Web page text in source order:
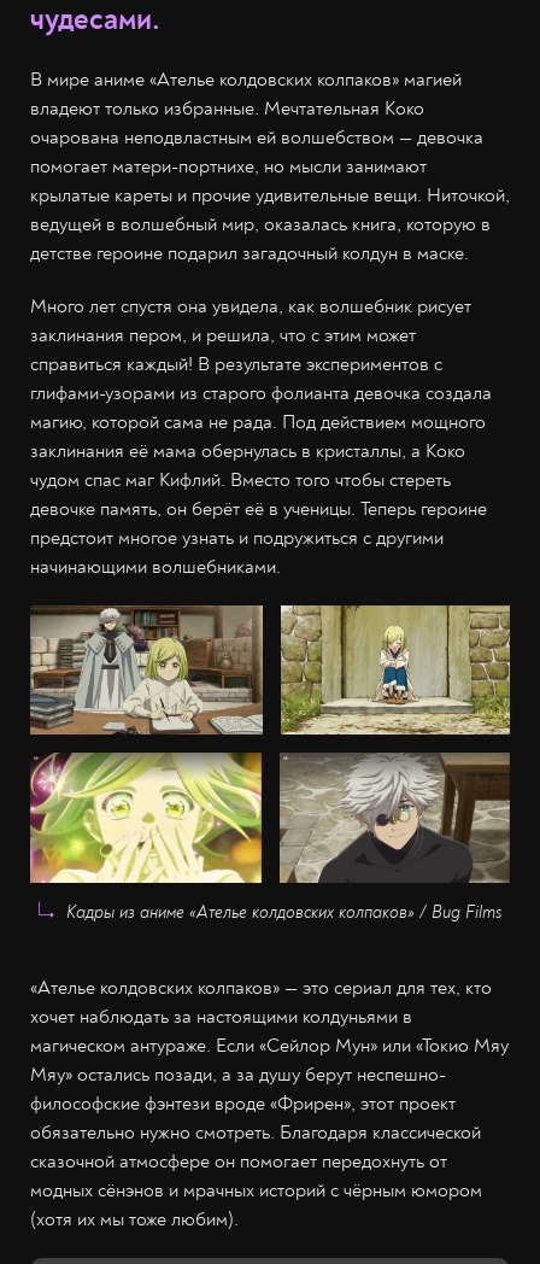
чудесами.
В мире аниме «Ателье колдовских колпаков» магией
владеют только избранные. Мечтательная Коко
очарована неподвластным ей волшебством — девочка
помогает матери-портнихе, но мысли занимают
крылатые кареты и прочие удивительные вещи. Ниточкой,
ведущей в волшебный мир, оказалась книга, которую в
детстве героине подарил загадочный колдун в маске.
Много лет спустя она увидела, как волшебник рисует
заклинания пером, и решила, что с этим может
справиться каждый! В результате экспериментов с
глифами-узорами из старого фолианта девочка создала
магию, которой сама не рада. Под действием мощного
заклинания её мама обернулась в кристаллы, а Коко
чудом спас маг Кифлий. Вместо того чтобы стереть
девочке память, он берёт её в ученицы. Теперь героине
предстоит многое узнать и подружиться с другими
начинающими волшебниками.
Кадры из аниме «Ателье колдовских колпаков» / Bug Films
«Ателье колдовских колпаков» — это сериал для тех, кто
хочет наблюдать за настоящими колдуньями в
магическом антураже. Если «Сейлор Мун» или «Токио Мяу
Мяу» остались позади, а за душу берут неспешно-
философские фэнтези вроде «Фрирен», этот проект
обязательно нужно смотреть. Благодаря классической
сказочной атмосфере он помогает передохнуть от
модных сёнэнов и мрачных историй с чёрным юмором
(хотя их мы тоже любим).